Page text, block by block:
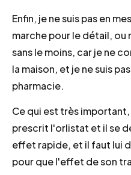
Enfin, je ne suis pas en
marche pour le détail, ou
sans le moins, car je ne
la maison, et je ne suis
pharmacie.
Ce qui est très
prescrit l'orlistat et il se
effet rapide, et il faut lui
pour que l'effet de son